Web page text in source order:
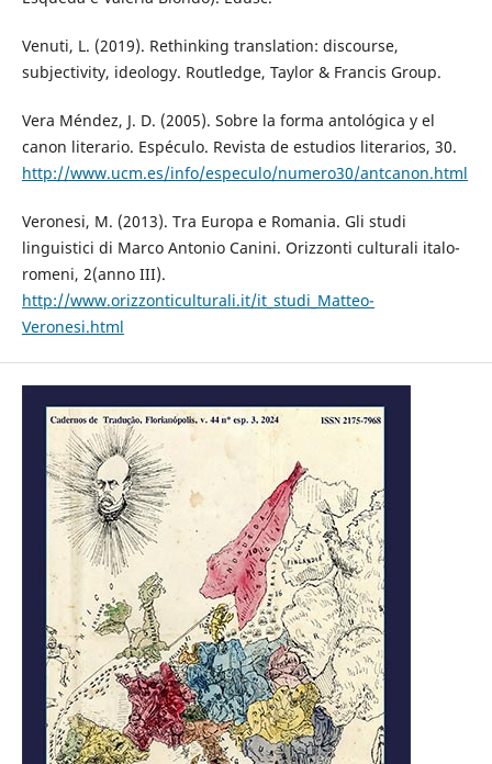
Venuti, L. (2019). Rethinking translation: discourse,
subjectivity, ideology. Routledge, Taylor & Francis Group.
Vera Méndez, J. D. (2005). Sobre la forma antológica y el
canon literario. Espéculo. Revista de estudios literarios, 30.
http://www.ucm.es/info/especulo/numero30/antcanon.html
Veronesi, M. (2013). Tra Europa e Romania. Gli studi
linguistici di Marco Antonio Canini. Orizzonti culturali italo-
romeni, 2(anno III).
http://www.orizzonticulturali.it/it_studi_Matteo-
Veronesi.html